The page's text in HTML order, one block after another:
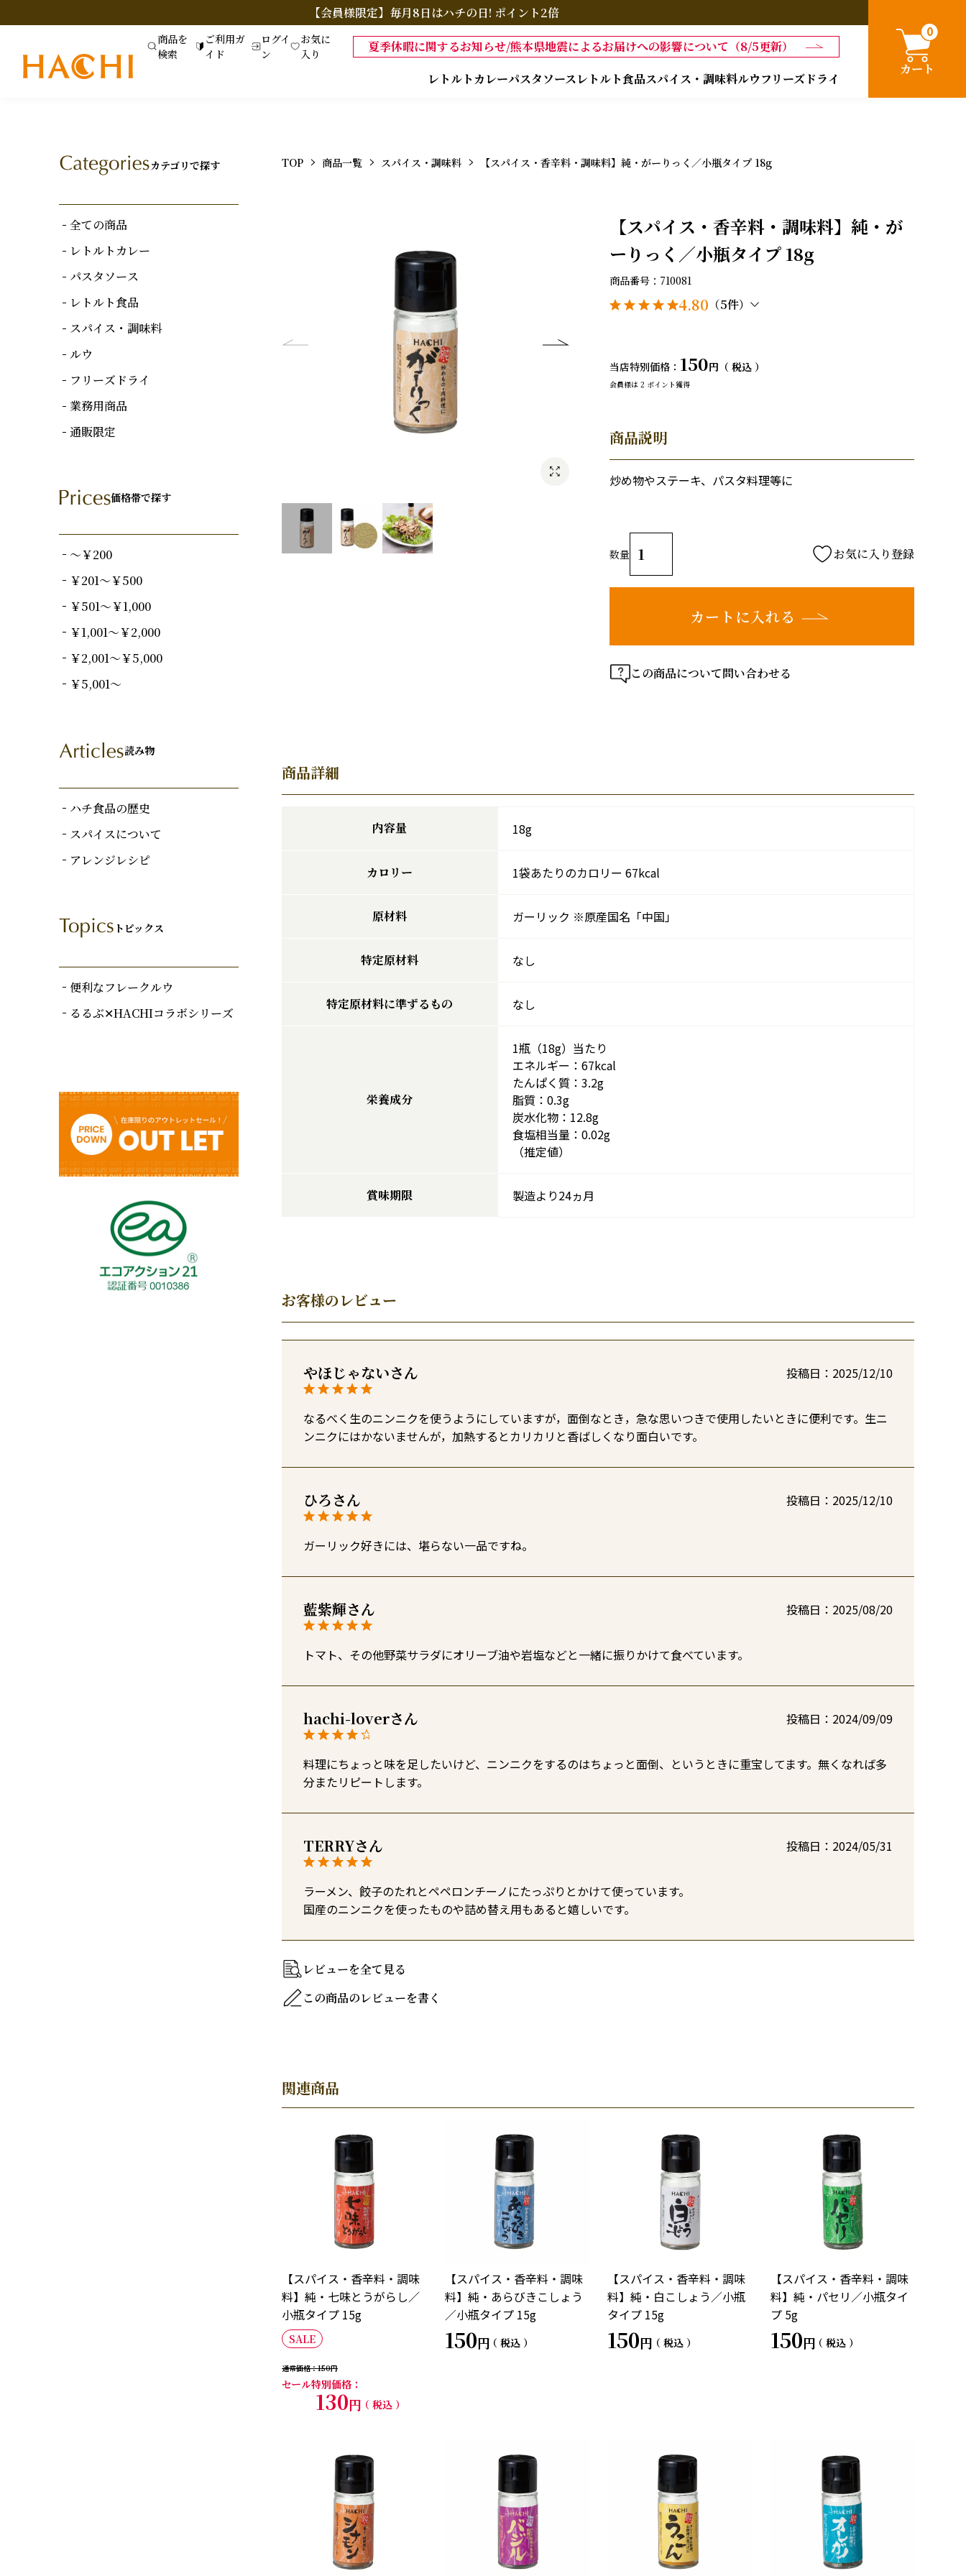
【会員様限定】毎月8日はハチの日! ポイント2倍
商品を
検索
ご利用ガ
イド
ログイ
ン
お気に
入り
夏季休暇に関するお知らせ/熊本県地震によるお届けへの影響について（8/5更新）
レトルトカレーパスタソースレトルト食品スパイス・調味料ルウフリーズドライ
0
カート
カテゴリで探す
全ての商品
レトルトカレー
パスタソース
レトルト食品
スパイス・調味料
ルウ
フリーズドライ
業務用商品
通販限定
価格帯で探す
～￥200
￥201～￥500
￥501～￥1,000
￥1,001～￥2,000
￥2,001～￥5,000
￥5,001～
読み物
ハチ食品の歴史
スパイスについて
アレンジレシピ
トピックス
便利なフレークルウ
るるぶ✕HACHIコラボシリーズ
TOP 商品一覧 スパイス・調味料 【スパイス・香辛料・調味料】純・がーりっく／小瓶タイプ 18g
【スパイス・香辛料・調味料】純・が
ーりっく／小瓶タイプ 18g
商品番号 710081
4.80 （5件）
当店特別価格 150 税込
会員様は 2 ポイント獲得
商品説明
炒め物やステーキ、パスタ料理等に
お気に入り登録
カートに入れる
この商品について問い合わせる
商品詳細
内容量 18g
カロリー 1袋あたりのカロリー 67kcal
原材料 ガーリック ※原産国名「中国」
特定原材料 なし
特定原材料に準ずるもの なし
栄養成分
1瓶（18g）当たり
エネルギー：67kcal
たんぱく質：3.2g
脂質：0.3g
炭水化物：12.8g
食塩相当量：0.02g
（推定値）
賞味期限 製造より24ヵ月
お客様のレビュー
やほじゃない 投稿日 2025/12/10
なるべく生のニンニクを使うようにしていますが，面倒なとき，急な思いつきで使用したいときに便利です。生ニ
ンニクにはかないませんが，加熱するとカリカリと香ばしくなり面白いです。
ひろ 投稿日 2025/12/10
ガーリック好きには、堪らない一品ですね。
藍紫輝 投稿日 2025/08/20
トマト、その他野菜サラダにオリーブ油や岩塩などと一緒に振りかけて食べています。
hachi-lover 投稿日 2024/09/09
料理にちょっと味を足したいけど、ニンニクをするのはちょっと面倒、というときに重宝してます。無くなれば多
分またリピートします。
TERRY 投稿日 2024/05/31
ラーメン、餃子のたれとペペロンチーノにたっぷりとかけて使っています。
国産のニンニクを使ったものや詰め替え用もあると嬉しいです。
レビューを全て見る
この商品のレビューを書く
関連商品
【スパイス・香辛料・調味
料】純・七味とうがらし／
小瓶タイプ 15g
SALE
通常価格 150
セール特別価格
130 税込
【スパイス・香辛料・調味
料】純・あらびきこしょう
／小瓶タイプ 15g
150 税込
【スパイス・香辛料・調味
料】純・白こしょう／小瓶
タイプ 15g
150 税込
【スパイス・香辛料・調味
料】純・パセリ／小瓶タイ
プ 5g
150 税込